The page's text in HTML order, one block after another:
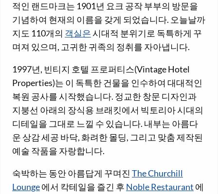
적인 랜드마크는 1901년 요크 공작 부부의 방문을
기념하여 현재의 이름을 갖게 되었습니다. 오늘날까
지도 110개의 객실은시대적 분위기로 독특하게 꾸
며져 있으며, 고귀한 귀족의 정취를 자아냅니다.
1997년, 빈티지 호텔 프로퍼티스(Vintage Hotel
Properties)는 이 독특한 건물을 인수하여 대대적인
복원 공사를 시작했습니다. 정교한 창문 디자인과
지붕선 아래의 장식용 브래킷에서 빅토리아 시대의
디테일을 그대로 느낄 수 있습니다. 내부는 아름다
운 상감 세공 바닥, 화려한 몰딩, 그리고 맞춤 제작된
예술 작품을 자랑합니다.
숙박하는 동안 아름답게 꾸며진 The Churchill
Lounge에서 칵테일을 즐긴 후 Noble Restaurant 에